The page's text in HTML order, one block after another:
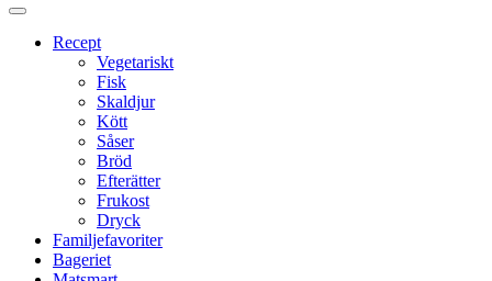
Proppmätt
Recept
Vegetariskt
Fisk
Skaldjur
Kött
Såser
Bröd
Efterätter
Frukost
Dryck
Familjefavoriter
Bageriet